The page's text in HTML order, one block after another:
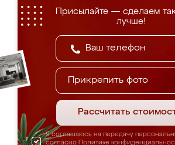
Присылайте — сделаем
лучше!
Прикрепить фото
Рассчитать
Я соглашаюсь на передачу
согласно Политике